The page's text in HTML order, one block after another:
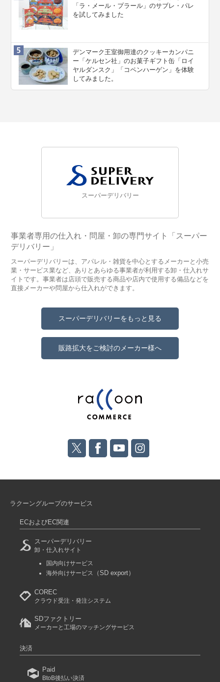
「ラ・メール・プラール」のサブレ・パレ
を試してみました
デンマーク王室御用達のクッキーカンパニ
ー「ケルセン社」のお菓子ギフト缶「ロイ
ヤルダンスク」「コペンハーゲン」を体験
してみました。
スーパーデリバリー
事業者専用の仕入れ・問屋・卸の専門サイト「スーパー
デリバリー」
スーパーデリバリーは、アパレル・雑貨を中心とするメーカーと小売
業・サービス業など、ありとあらゆる事業者が利用する卸・仕入れサ
イトです。事業者は店頭で販売する商品や店内で使用する備品などを
直接メーカーや問屋から仕入れができます。
スーパーデリバリーをもっと見る
販路拡大をご検討のメーカー様へ
ラクーングループのサービス
ECおよびEC関連
スーパーデリバリー
卸・仕入れサイト
国内向けサービス
海外向けサービス
（SD export）
COREC
クラウド受注・発注システム
SDファクトリー
メーカーと工場のマッチングサービス
決済
Paid
BtoB後払い決済